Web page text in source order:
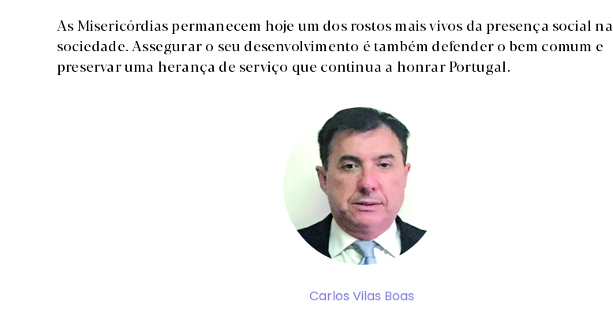
As Misericórdias permanecem hoje um dos rostos mais vivos da presença social na
sociedade. Assegurar o seu desenvolvimento é também defender o bem comum e
preservar uma herança de serviço que continua a honrar Portugal.
Carlos Vilas Boas